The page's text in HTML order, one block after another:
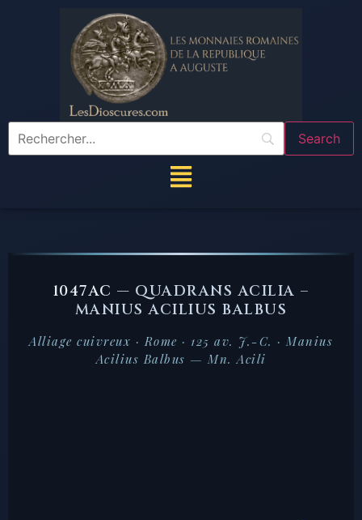
1047AC — QUADRANS ACILIA –
MANIUS ACILIUS BALBUS
Alliage cuivreux · Rome · 125 av. J.-C. · Manius
Acilius Balbus — Mn. Acili